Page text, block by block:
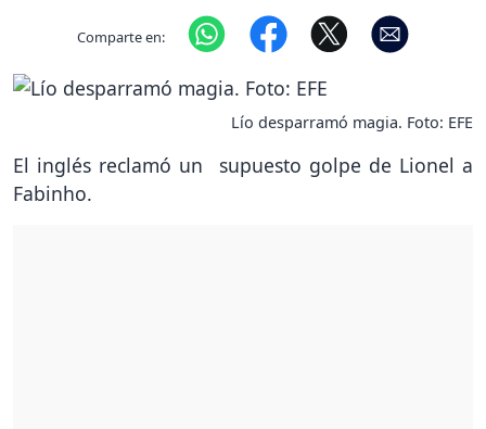
Comparte en:
Lío desparramó magia. Foto: EFE
El inglés reclamó un supuesto golpe de Lionel a
Fabinho.